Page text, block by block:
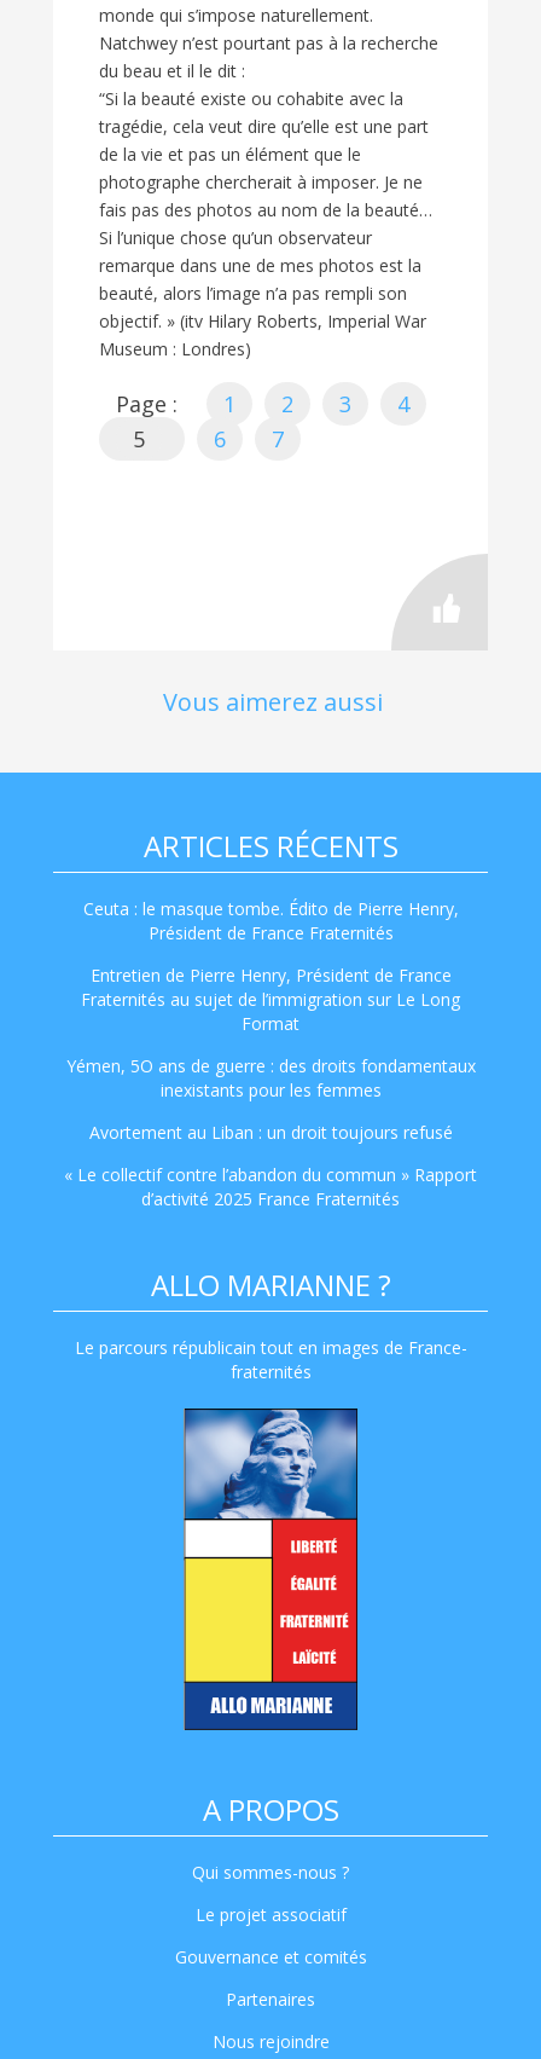
monde qui s’impose naturellement.
Natchwey n’est pourtant pas à la recherche
du beau et il le dit :
“Si la beauté existe ou cohabite avec la
tragédie, cela veut dire qu’elle est une part
de la vie et pas un élément que le
photographe chercherait à imposer. Je ne
fais pas des photos au nom de la beauté…
Si l’unique chose qu’un observateur
remarque dans une de mes photos est la
beauté, alors l’image n’a pas rempli son
objectif. » (itv Hilary Roberts, Imperial War
Museum : Londres)
Page : 1 2 3
4
5
6 7
Vous aimerez aussi
ARTICLES RÉCENTS
Ceuta : le masque tombe. Édito de Pierre Henry,
Président de France Fraternités
Entretien de Pierre Henry, Président de France
Fraternités au sujet de l’immigration sur Le Long
Format
Yémen, 5O ans de guerre : des droits fondamentaux
inexistants pour les femmes
Avortement au Liban : un droit toujours refusé
« Le collectif contre l’abandon du commun » Rapport
d’activité 2025 France Fraternités
ALLO MARIANNE ?
Le parcours républicain tout en images de France-
fraternités
A PROPOS
Qui sommes-nous ?
Le projet associatif
Gouvernance et comités
Partenaires
Nous rejoindre